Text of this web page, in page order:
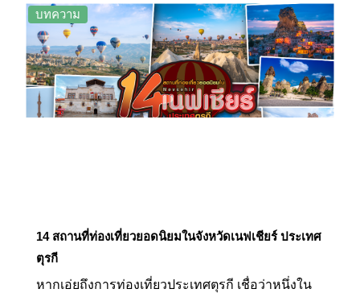
นี้อย่างกลมกล่อมและครบทุกมิติ Palanla จะพาไป
ชม 13 สถานที่ท่องเที่ยวยอดนิยมในซิดนีย์ ประเทศ
ออสเตรเลีย เมืองที่ได้ชื่อว่าน่าอยู่ที่สุดในโลกติด
อันดับ 4 จากการจัดอันดับของ Economist
Intelligence Unit (EIU) ประจำปี 2023
บทความ
14 สถานที่ท่องเที่ยวยอดนิยมในจังหวัดเนฟเชียร์ ประเทศ
ตุรกี
หากเอ่ยถึงการท่องเที่ยวประเทศตุรกี เชื่อว่าหนึ่งใน